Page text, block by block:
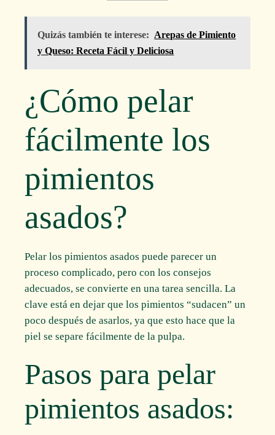
Quizás también te interese: Arepas de Pimiento
y Queso: Receta Fácil y Deliciosa
¿Cómo pelar
fácilmente los
pimientos
asados?
Pelar los pimientos asados puede parecer un
proceso complicado, pero con los consejos
adecuados, se convierte en una tarea sencilla. La
clave está en dejar que los pimientos “sudacen” un
poco después de asarlos, ya que esto hace que la
piel se separe fácilmente de la pulpa.
Pasos para pelar
pimientos asados: